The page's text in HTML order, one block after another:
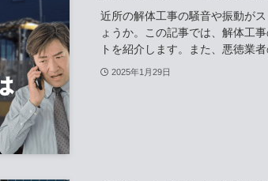
近所の解体工事の騒音や振動が
ょうか。この記事では、解体工
トを紹介します。また、悪徳業
2025年1月29日